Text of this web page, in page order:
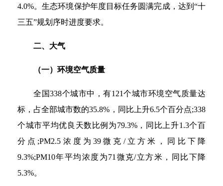
4.0%。生态环境保护年度目标任务圆满完成，达到“十
三五”规划序时进度要求。
二、大气
（一）环境空气质量
全国338个城市中，有121个城市环境空气质量达
标，占全部城市数的35.8%，同比上升6.5个百分点;338
个城市平均优良天数比例为79.3%，同比上升1.3个百
分点;PM2.5浓度为39微克/立方米，同比下降
9.3%;PM10年平均浓度为71微克/立方米，同比下降
5.3%。